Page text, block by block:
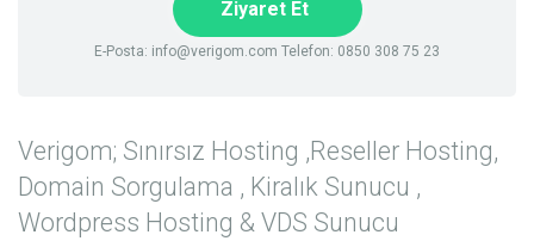
Ziyaret Et
E-Posta: info@verigom.com Telefon: 0850 308 75 23
Verigom; Sınırsız Hosting ,Reseller Hosting,
Domain Sorgulama , Kiralık Sunucu ,
Wordpress Hosting & VDS Sunucu